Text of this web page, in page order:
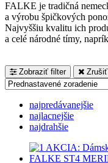
FALKE je tradičná
a výrobu špičkových
Najvyššiu kvalitu ich
a celé národné tímy,
Zobraziť filter
najpredávanejšie
najlacnejšie
najdrahšie